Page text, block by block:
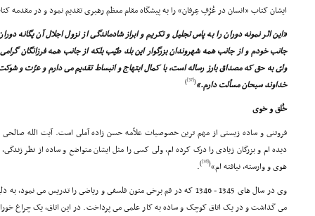
ایشان کتاب «انسان در عُرْفِ عِرفان» را به پیشگاه مقام معظم رهبرى تقدیم نمود و در مقدمه
«این اثر نمونه دوران را به پاس تجلیل و تکریم و ابراز شادماندگى از نزول اجلال آن یگانه
جانب خودم و از جانب همه شهروندان بزرگوار این بلد طیّب بلکه از جانب همه فرزانگان گرامى
ولىّ به حق که مصداق بارز رساله است، با کمال ابتهاج و انبساط تقدیم مى دارم و عزّت و شوکت
خداوند سبحان مسألت دارم.»(
[37]
)
خُلق و خوى
فروتنى و ساده زیستى از مهم ترین خصوصیات علاّمه حسن زاده آملى است. آیت الله
دیده ام و بزرگان زیادى را درک کرده ام، ولى کسى را مثل ایشان متواضع و ساده از نظر
هوى و وارسته، نیافته ام»(
[38]
)
.
وى در سال هاى 1345 - 1346 که در قم برخى متون فلسفى و ریاضى را تدریس مى
مى گذاشت و در یک اتاق کوچک و ساده به کار علمى مى پرداخت. در این اتاق، یک چراغ